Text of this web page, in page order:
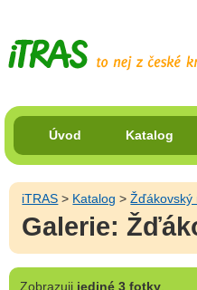
Úvod Katalog
iTRAS > Katalog >Žďákovský
Galerie:
Zobrazuji jediné 3 fotky.